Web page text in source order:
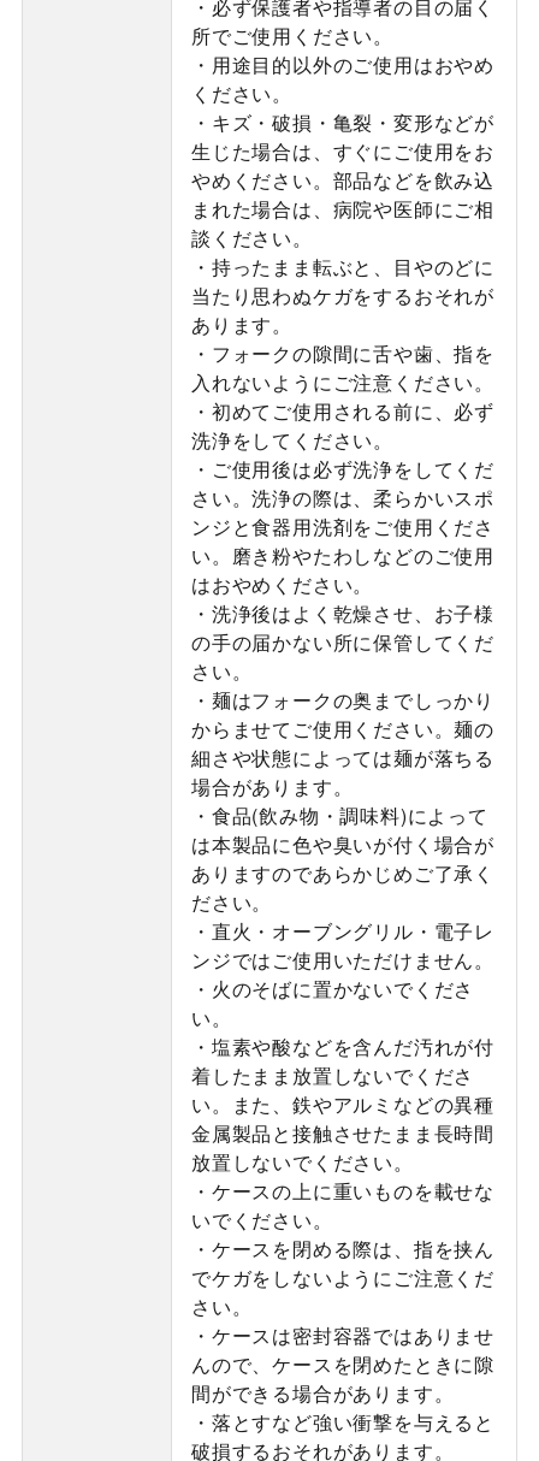
・必ず保護者や指導者の目の届く
所でご使用ください。
・用途目的以外のご使用はおやめ
ください。
・キズ・破損・亀裂・変形などが
生じた場合は、すぐにご使用をお
やめください。部品などを飲み込
まれた場合は、病院や医師にご相
談ください。
・持ったまま転ぶと、目やのどに
当たり思わぬケガをするおそれが
あります。
・フォークの隙間に舌や歯、指を
入れないようにご注意ください。
・初めてご使用される前に、必ず
洗浄をしてください。
・ご使用後は必ず洗浄をしてくだ
さい。洗浄の際は、柔らかいスポ
ンジと食器用洗剤をご使用くださ
い。磨き粉やたわしなどのご使用
はおやめください。
・洗浄後はよく乾燥させ、お子様
の手の届かない所に保管してくだ
さい。
・麺はフォークの奥までしっかり
からませてご使用ください。麺の
細さや状態によっては麺が落ちる
場合があります。
・食品(飲み物・調味料)によって
は本製品に色や臭いが付く場合が
ありますのであらかじめご了承く
ださい。
・直火・オーブングリル・電子レ
ンジではご使用いただけません。
・火のそばに置かないでくださ
い。
・塩素や酸などを含んだ汚れが付
着したまま放置しないでくださ
い。また、鉄やアルミなどの異種
金属製品と接触させたまま長時間
放置しないでください。
・ケースの上に重いものを載せな
いでください。
・ケースを閉める際は、指を挟ん
でケガをしないようにご注意くだ
さい。
・ケースは密封容器ではありませ
んので、ケースを閉めたときに隙
間ができる場合があります。
・落とすなど強い衝撃を与えると
破損するおそれがあります。